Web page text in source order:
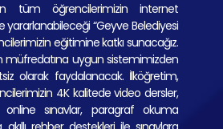
tüm öğrencilerimizin internet
yararlanabileceği “Geyve Belediyesi
eğitimine katkı sunacağız.
müfredatına uygun sistemimizden
olarak faydalanacak. İlköğretim,
4K kalitede video dersler,
sınavlar, paragraf okuma